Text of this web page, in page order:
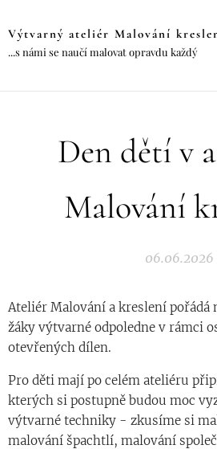
Výtvarný ateliér Malování
...s námi se naučí malovat opravdu každý
Den dětí v
Malování
06.06.2026
Ateliér Malování a kreslení pořádá
žáky výtvarné odpoledne v rámci
otevřených dílen.
Pro děti mají po celém ateliéru
kterých si postupně budou moc
výtvarné techniky - zkusíme si
malování špachtlí, malování